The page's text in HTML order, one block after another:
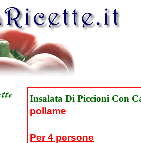
Insalata Di Piccioni Con
pollame
Per 4 persone